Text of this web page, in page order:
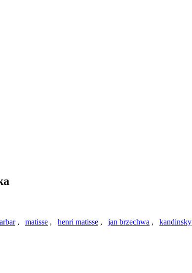
, matisse , henri matisse , jan brzechwa , kandinsky